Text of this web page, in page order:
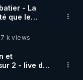
méditation et
code
- La
que le
& l'ARNm-aa
t-il ?
k views
et
2 - live du